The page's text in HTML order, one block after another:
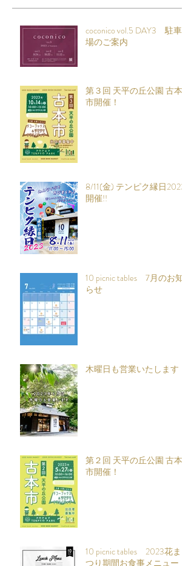
coconico vol.5 DAY3 駐車
場のご案内
第３回 天平の丘公園 古本
市開催！
8/11(金) テンピク縁日2023
開催!!
10 picnic tables 7月のお知
らせ
木曜日も営業いたします
第２回 天平の丘公園 古本
市開催！
10 picnic tables 2023花ま
つり期間お食事メニュー